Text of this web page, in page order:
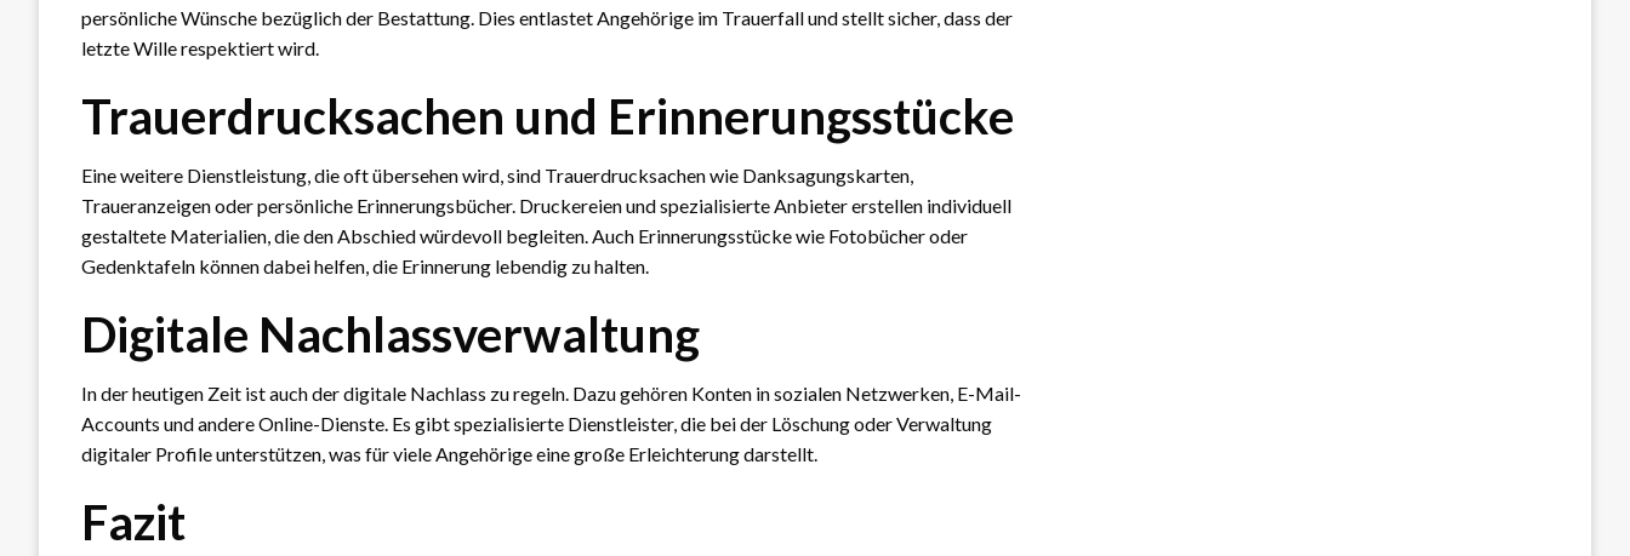
persönliche Wünsche bezüglich der Bestattung. Dies entlastet Angehörige im Trauerfall und stellt sicher, dass der
letzte Wille respektiert wird.
Trauerdrucksachen und Erinnerungsstücke
Eine weitere Dienstleistung, die oft übersehen wird, sind Trauerdrucksachen wie Danksagungskarten,
Traueranzeigen oder persönliche Erinnerungsbücher. Druckereien und spezialisierte Anbieter erstellen individuell
gestaltete Materialien, die den Abschied würdevoll begleiten. Auch Erinnerungsstücke wie Fotobücher oder
Gedenktafeln können dabei helfen, die Erinnerung lebendig zu halten.
Digitale Nachlassverwaltung
In der heutigen Zeit ist auch der digitale Nachlass zu regeln. Dazu gehören Konten in sozialen Netzwerken, E-Mail-
Accounts und andere Online-Dienste. Es gibt spezialisierte Dienstleister, die bei der Löschung oder Verwaltung
digitaler Profile unterstützen, was für viele Angehörige eine große Erleichterung darstellt.
Fazit